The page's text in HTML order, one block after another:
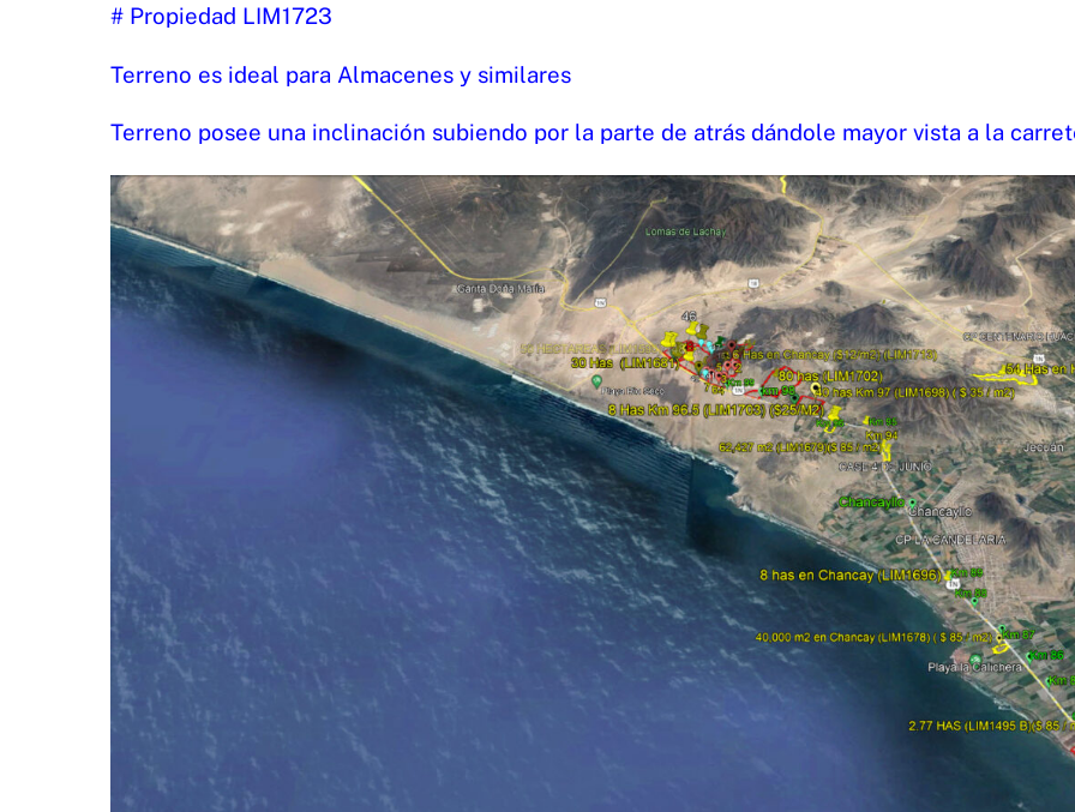
# Propiedad LIM1723
Terreno es ideal para Almacenes y similares
Terreno posee una inclinación subiendo por la parte de atrás dándole mayor vista a la